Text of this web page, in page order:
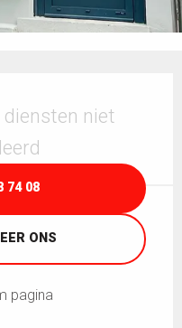
diensten niet
74 08
ONS
pagina